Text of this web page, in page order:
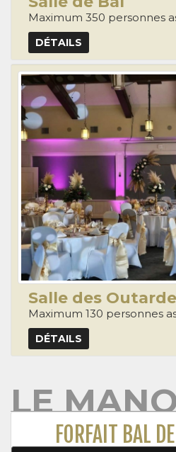
Maximum 350 personnes
DÉTAILS
Salle des
Maximum 130 personnes
DÉTAILS
LE
FORFAIT BAL